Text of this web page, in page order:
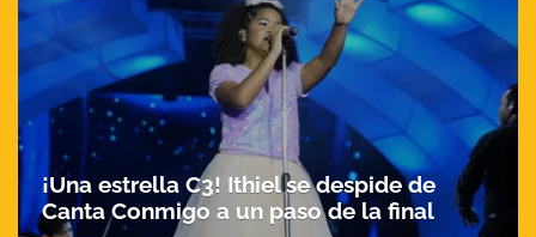
Gracias por suscribirte a nuestro boletín.
ACEPTAR
¡Una estrella C3! Ithiel se despide de
Canta Conmigo a un paso de la final